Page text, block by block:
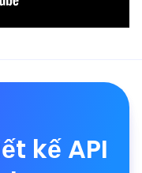
kế API